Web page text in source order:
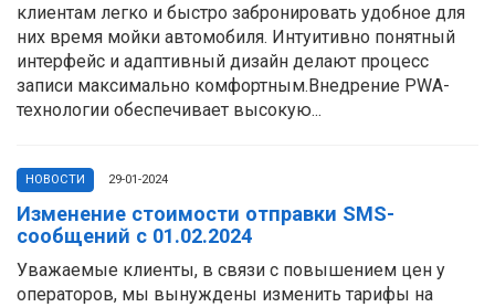
клиентам легко и быстро забронировать удобное для
них время мойки автомобиля. Интуитивно понятный
интерфейс и адаптивный дизайн делают процесс
записи максимально комфортным.Внедрение PWA-
технологии обеспечивает высокую...
НОВОСТИ 29-01-2024
Изменение стоимости отправки SMS-
сообщений с 01.02.2024
Уважаемые клиенты, в связи с повышением цен у
операторов, мы вынуждены изменить тарифы на